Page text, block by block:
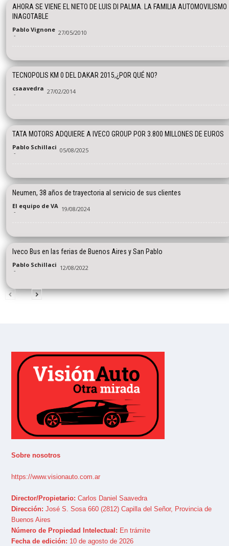
AHORA SE VIENE EL NIETO DE LUIS DI PALMA. LA FAMILIA AUTOMOVILISMO
INAGOTABLE
Pablo Vignone
- 27/05/2010
TECNOPOLIS KM 0 DEL DAKAR 2015,¿POR QUÉ NO?
csaavedra
- 27/02/2014
TATA MOTORS ADQUIERE A IVECO GROUP POR 3.800 MILLONES DE EUROS
Pablo Schillaci
- 05/08/2025
Neumen, 38 años de trayectoria al servicio de sus clientes
El equipo de VA
- 19/08/2024
Iveco Bus en las ferias de Buenos Aires y San Pablo
Pablo Schillaci
- 12/08/2022
Sobre nosotros
https://www.visionauto.com.ar
Director/Propietario: Carlos Daniel Saavedra
Dirección: José S. Sosa 660 (2812) Capilla del Señor, Provincia de
Buenos Aires
Número de Propiedad Intelectual: En trámite
Fecha de edición: 10 de agosto de 2026